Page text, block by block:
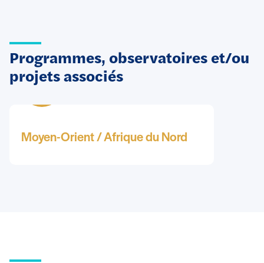
Programmes, observatoires et/ou
projets associés
Moyen-Orient / Afrique du Nord